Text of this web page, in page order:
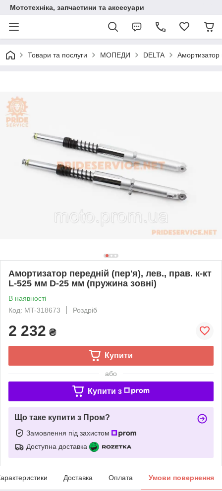
Мототехніка, запчастини та аксесуари
Товари та послуги МОПЕДИ DELTA Амортизатор
Амортизатор передній (пер'я), лев., прав. к-кт
L-525 мм D-25 мм (пружина зовні)
В наявності
Код: MT-318673
Роздріб
2 232 ₴
Купити
або
Купити з
Що таке купити з Пром?
Замовлення під захистом
Доступна доставка
Доставка Оплата Умови повернення